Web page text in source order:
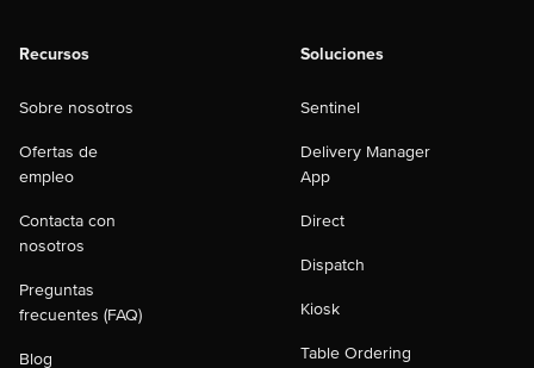
Recursos
Sobre nosotros
Ofertas de
empleo
Contacta con
nosotros
Preguntas
frecuentes (FAQ)
Blog
Soluciones
Sentinel
Delivery Manager
App
Direct
Dispatch
Kiosk
Table Ordering